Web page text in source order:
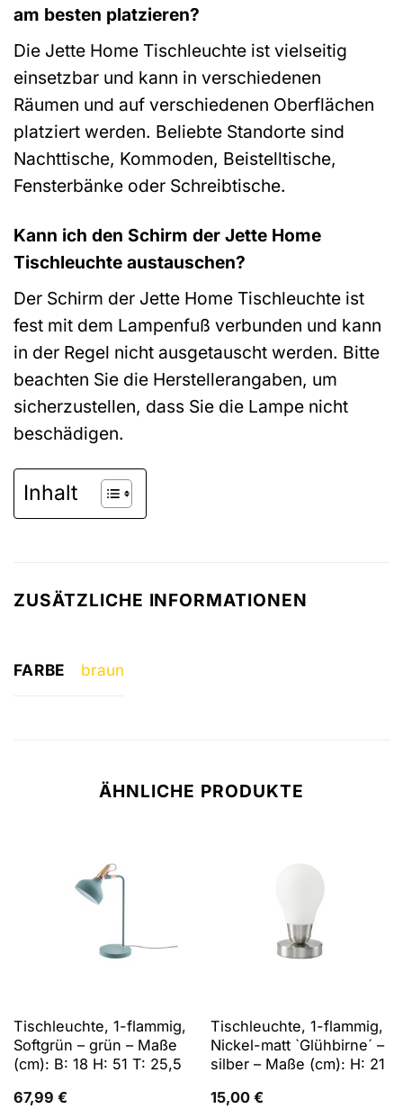
am besten platzieren?
Die Jette Home Tischleuchte ist vielseitig
einsetzbar und kann in verschiedenen
Räumen und auf verschiedenen Oberflächen
platziert werden. Beliebte Standorte sind
Nachttische, Kommoden, Beistelltische,
Fensterbänke oder Schreibtische.
Kann ich den Schirm der Jette Home
Tischleuchte austauschen?
Der Schirm der Jette Home Tischleuchte ist
fest mit dem Lampenfuß verbunden und kann
in der Regel nicht ausgetauscht werden. Bitte
beachten Sie die Herstellerangaben, um
sicherzustellen, dass Sie die Lampe nicht
beschädigen.
Inhalt
ZUSÄTZLICHE INFORMATIONEN
FARBE braun
ÄHNLICHE PRODUKTE
Tischleuchte, 1-flammig,
Softgrün – grün – Maße
(cm): B: 18 H: 51 T: 25,5
67,99 €
Tischleuchte, 1-flammig,
Nickel-matt `Glühbirne´ –
silber – Maße (cm): H: 21
15,00 €